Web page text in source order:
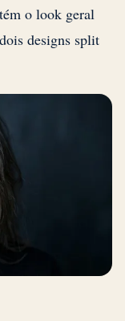
o look geral
designs split